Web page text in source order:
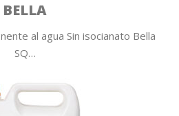
BELLA
al agua Sin isocianato Bella
SQ…